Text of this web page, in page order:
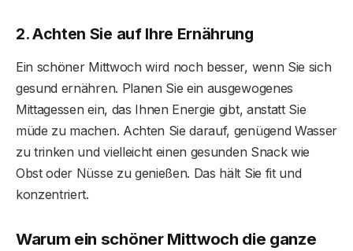
2. Achten Sie auf Ihre Ernährung
Ein schöner Mittwoch wird noch besser, wenn Sie sich
gesund ernähren. Planen Sie ein ausgewogenes
Mittagessen ein, das Ihnen Energie gibt, anstatt Sie
müde zu machen. Achten Sie darauf, genügend Wasser
zu trinken und vielleicht einen gesunden Snack wie
Obst oder Nüsse zu genießen. Das hält Sie fit und
konzentriert.
Warum ein schöner Mittwoch die ganze